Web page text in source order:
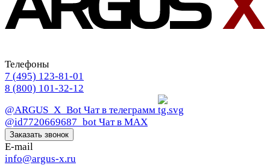
Телефоны
7 (495) 123-81-01
8 (800) 101-32-12
@ARGUS_X_Bot Чат в телеграмм
@id7720669687_bot Чат в МАХ
Заказать звонок
E-mail
info@argus-x.ru